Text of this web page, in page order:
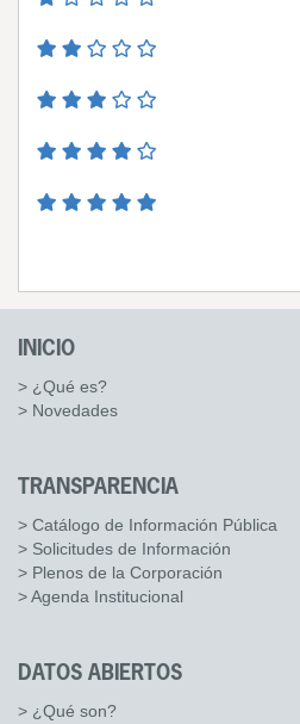
INICIO
> ¿Qué es?
> Novedades
TRANSPARENCIA
> Catálogo de Información Pública
> Solicitudes de Información
> Plenos de la Corporación
> Agenda Institucional
DATOS ABIERTOS
> ¿Qué son?